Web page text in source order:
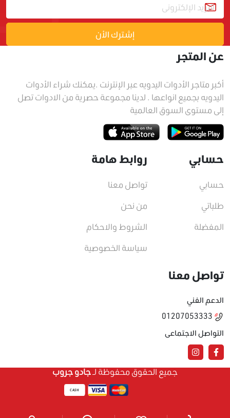
إشترك الأن
عن المتجر
أكبر متاجر الأدوات اليدويه عبر الإنترنت .يمكنك شراء الأدوات
اليدويه بجميع انواعها . لدينا مجموعة حصرية من الادوات تصل
إلى مستوى السوق العالمية
حسابي
حسابي
طلباتي
المفضلة
روابط هامة
تواصل معنا
من نحن
الشروط والاحكام
سياسة الخصوصية
تواصل معنا
الدعم الفني
التواصل الاجتماعى
جميع الحقوق محفوظة لـجادو جروب